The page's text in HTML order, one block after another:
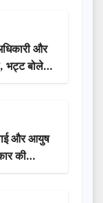
और
भट्ट बोले-
पार्टी
और आयुष
की